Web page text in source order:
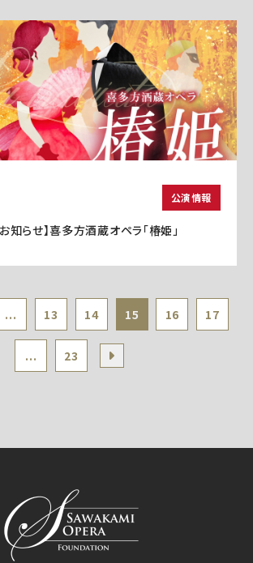
公演情報
知らせ】喜多方酒蔵オペラ「椿姫」
... 13 14 15 16 17
... 23